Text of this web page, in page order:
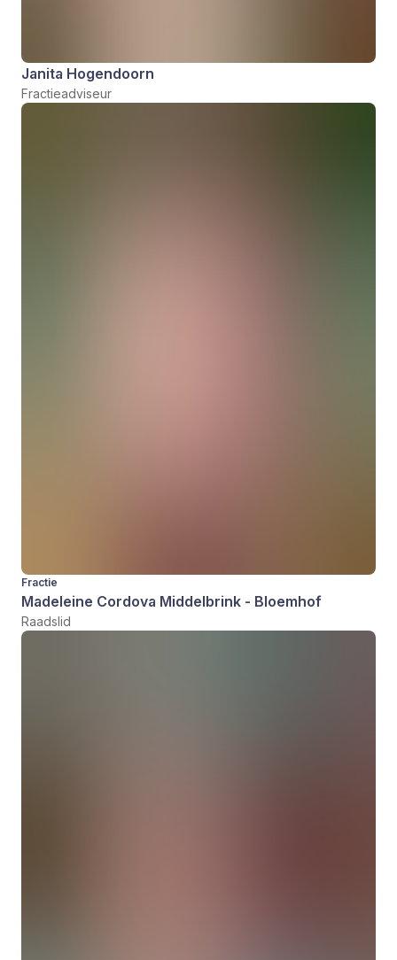
Janita Hogendoorn
Fractieadviseur
Fractie
Madeleine Cordova Middelbrink - Bloemhof
Raadslid